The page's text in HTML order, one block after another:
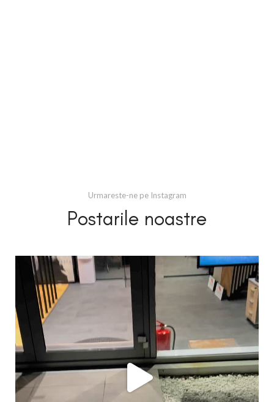
Urmareste-ne pe Instagram
Postarile noastre